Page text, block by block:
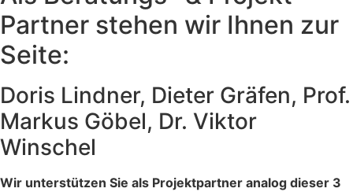
Partner stehen wir Ihnen zur
Seite:
Doris Lindner, Dieter Gräfen, Prof.
Markus Göbel, Dr. Viktor
Winschel
Wir unterstützen Sie als Projektpartner analog dieser 3